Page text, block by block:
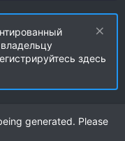
здесь
generated. Please